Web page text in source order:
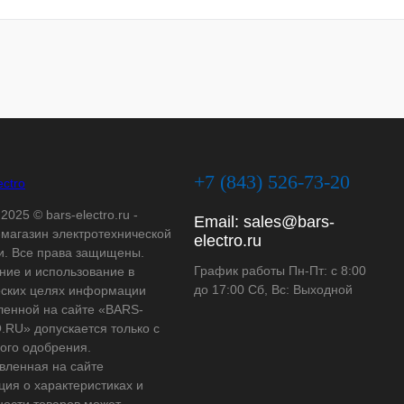
© bars-electro.ru -
электротехнической
Все права защищены.
и использование в
целях информации
на сайте «BARS-
допускается только с
одобрения.
на сайте
о характеристиках и
+7 (843) 526-73-20
Email: sales@bars-
electro.ru
График работы Пн-Пт: с 8:00
до 17:00 Сб, Вс: Выходной